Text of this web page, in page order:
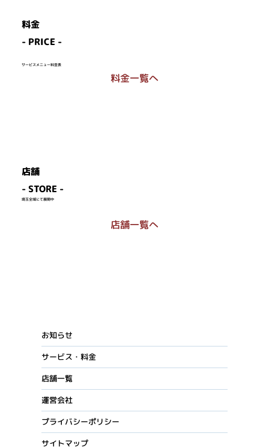
料金
- PRICE -
サービスメニュー料金表
料金一覧へ
店舗
- STORE -
​埼玉全域にて展開中
店舗一覧へ
お知らせ
サービス・料金
店舗一覧
運営会社
プライバシーポリシー
サイトマップ